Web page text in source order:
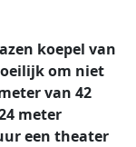
koepel van
om niet
van 42
meter
een theater